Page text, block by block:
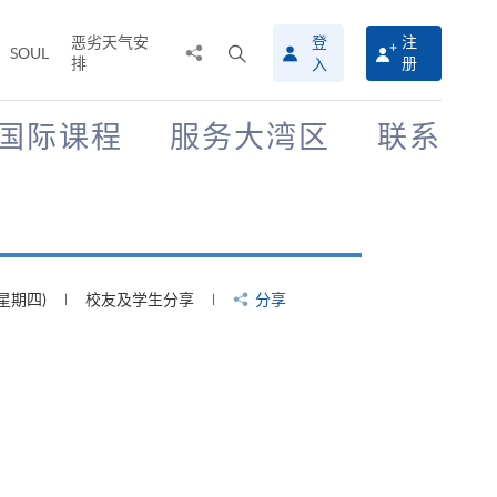
SOUL
恶劣天气安
排
搜
寻
介
登
入
注
册
国际课程 服务大湾区 联系
期四) 校友及学生分享 分享